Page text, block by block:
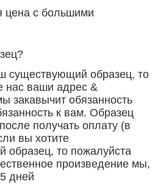
цена с большими
существующий образец, то
нас ваши адрес &
закавычит обязанность
к вам. Образец
получать оплату (в
вы хотите
образец, то пожалуйста
произведение мы,
дней